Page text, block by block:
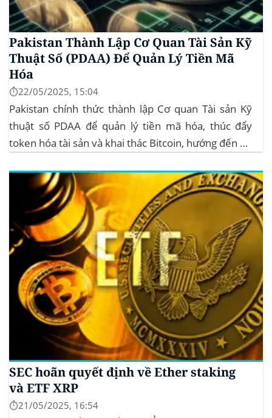
Pakistan Thành Lập Cơ Quan Tài Sản Kỹ
Thuật Số (PDAA) Để Quản Lý Tiền Mã
Hóa
⏱️22/05/2025, 15:04
Pakistan chính thức thành lập Cơ quan Tài sản Kỹ
thuật số PDAA để quản lý tiền mã hóa, thúc đẩy
token hóa tài sản và khai thác Bitcoin, hướng đến hệ
Hóa Mới tại Pakistan Chính phủ Pakistan...
SEC hoãn quyết định về Ether staking
và ETF XRP
⏱️21/05/2025, 16:54